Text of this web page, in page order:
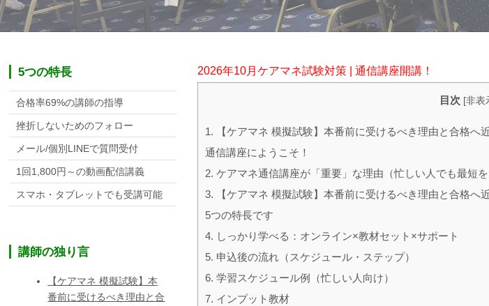
2026年10月ケアマネ試験対策 | 通信講座開講！
目次 [非表
1. 【ケアマネ 模擬試験】本番前に受けるべき理由と合格
通信講座にようこそ！
2. ケアマネ通信講座が「重要」な理由（忙しい人でも最短を
3. 【ケアマネ 模擬試験】本番前に受けるべき理由と合格
5つの特長です
4. しっかり学べる：オンライン×教材セット×サポート
5. 申込後の流れ（スケジュール・ステップ）
6. 学習スケジュール例（忙しい人向け）
7. インプット教材
5つの特長
合格率69%の講師の指導
挫折しないためのフォロー
メール/個別LINEで質問受付
1回1,800円～の動画配信講義
スマホ・タブレットでも受講可能
講師の独り言
【ケアマネ 模擬試験】本
番前に受けるべき理由と合